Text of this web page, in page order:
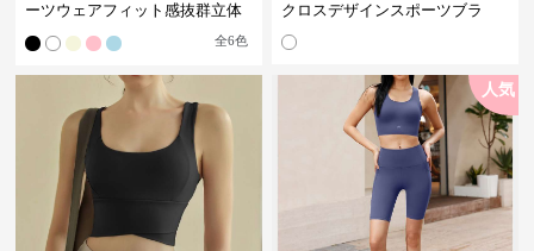
ーツウェアフィット感抜群立体
全6色
クロスデザインスポーツブラ
人気